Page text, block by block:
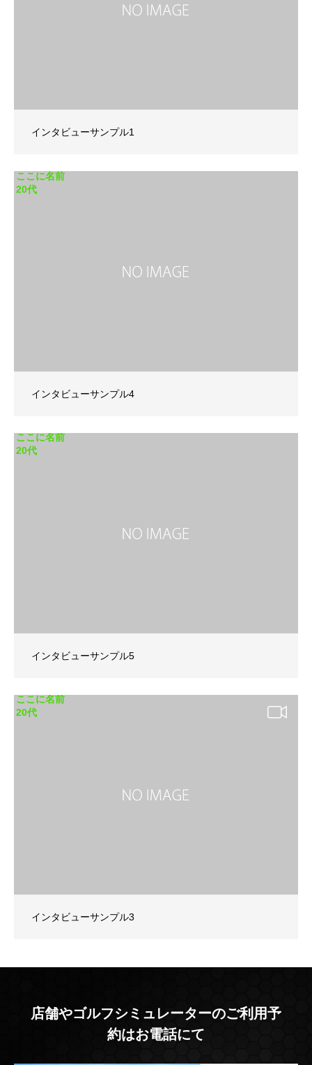
インタビューサンプル1
ここに名前
20代
インタビューサンプル4
ここに名前
20代
インタビューサンプル5
ここに名前
20代
インタビューサンプル3
店舗やゴルフシミュレーターのご利用予
約はお電話にて